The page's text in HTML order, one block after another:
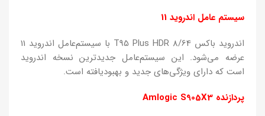
سیستم عامل اندروید 11
اندروید باکس T95 Plus HDR 8/64 با سیستم‌عامل اندروید 11
عرضه می‌شود. این سیستم‌عامل جدیدترین نسخه اندروید
است که دارای ویژگی‌های جدید و بهبودیافته است.
پردازنده Amlogic S905X3